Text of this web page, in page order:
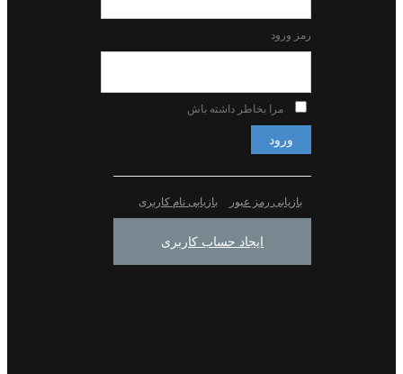
رمز ورود
مرا بخاطر داشته باش
ورود
بازیابی رمز عبور بازیابی نام کاربری
ایجاد حساب کاربری